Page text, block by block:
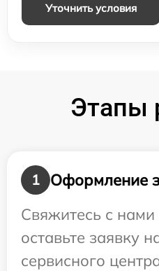
Уточнить условия
Этапы
1
Оформление
Свяжитесь с
оставьте заявку
сервисного